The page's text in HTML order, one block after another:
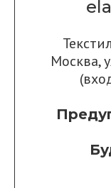
Москва,